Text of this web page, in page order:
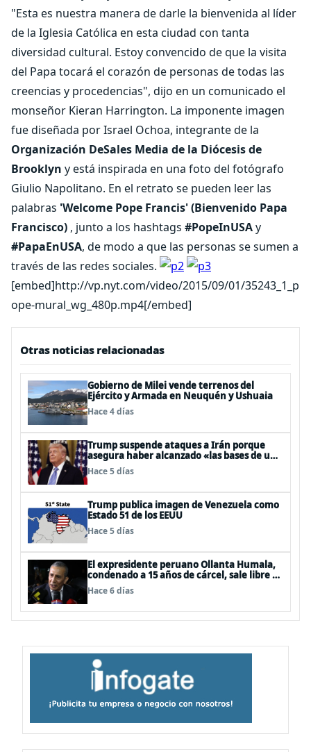
"Esta es nuestra manera de darle la bienvenida al líder
de la Iglesia Católica en esta ciudad con tanta
diversidad cultural. Estoy convencido de que la visita
del Papa tocará el corazón de personas de todas las
creencias y procedencias", dijo en un comunicado el
monseñor Kieran Harrington. La imponente imagen
fue diseñada por Israel Ochoa, integrante de la
Organización DeSales Media de la Diócesis de
Brooklyn y está inspirada en una foto del fotógrafo
Giulio Napolitano. En el retrato se pueden leer las
palabras 'Welcome Pope Francis' (Bienvenido Papa
Francisco) , junto a los hashtags #PopeInUSAy
#PapaEnUSA, de modo a que las personas se sumen a
través de las redes sociales.
[embed]http://vp.nyt.com/video/2015/09/01/35243_1_p
ope-mural_wg_480p.mp4[/embed]
Otras noticias relacionadas
Gobierno de Milei vende terrenos del
Ejército y Armada en Neuquén y Ushuaia
Hace 4 días
Trump suspende ataques a Irán porque
asegura haber alcanzado «las bases de un
acuerdo»
Hace 5 días
Trump publica imagen de Venezuela como
Estado 51 de los EEUU
Hace 5 días
El expresidente peruano Ollanta Humala,
condenado a 15 años de cárcel, sale libre al
anularse su caso
Hace 6 días